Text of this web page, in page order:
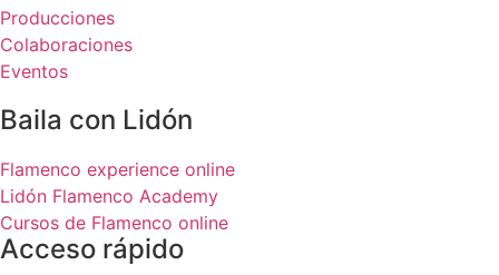
Producciones
Colaboraciones
Eventos
Baila con Lidón
Flamenco experience online
Lidón Flamenco Academy
Cursos de Flamenco online
Acceso rápido